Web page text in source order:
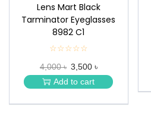
Lens Mart Black
Tarminator Eyeglasses
8982 C1
☆☆☆☆☆
★
★
★
★
4,000 ৳ 3,500 ৳
Add to cart